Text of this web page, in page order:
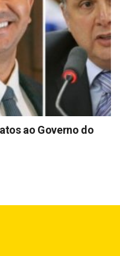
ao Governo do